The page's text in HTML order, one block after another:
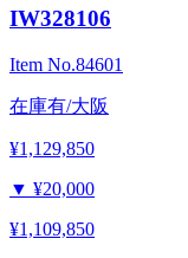
IW328106
Item No.84601
在庫有/大阪
¥1,129,850
▼ ¥20,000
¥1,109,850